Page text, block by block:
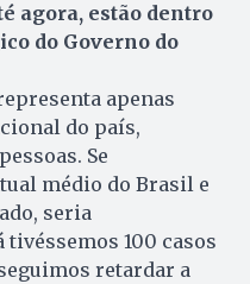
agora, estão dentro
do Governo do
apenas
do país,
Se
médio do Brasil e
seria
100 casos
retardar a